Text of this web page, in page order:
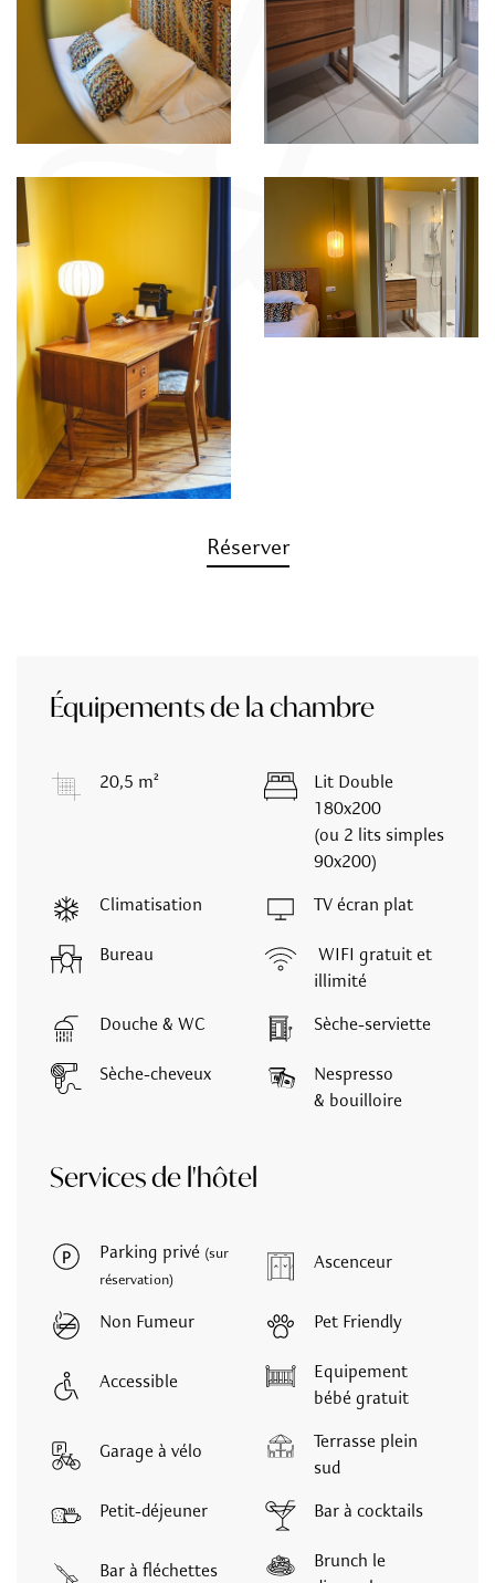
Réserver
Équipements de la chambre
20,5 m²
Lit Double
180x200
(ou 2 lits simples
90x200)
Climatisation TV écran plat
Bureau
WIFI gratuit et
illimité
Douche & WC Sèche-serviette
Sèche-cheveux
Nespresso
& bouilloire
Services de l'hôtel
Parking privé (sur
réservation)
Ascenceur
Non Fumeur Pet Friendly
Accessible
Equipement
bébé gratuit
Garage à vélo
Terrasse plein
sud
Petit-déjeuner Bar à cocktails
Bar à fléchettes
Brunch le